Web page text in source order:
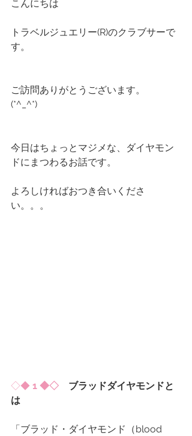
こんにちは
トラベルジュエリー(R)のクラブサーで
す。
ご訪問ありがとうございます。
(*^_^*)
今日はちょっとマジメな、ダイヤモン
ドにまつわるお話です。
よろしければおつき合いくださ
い。。。
◇◆ 1 ◆◇ ブラッドダイヤモンドと
は
「ブラッド・ダイヤモンド（blood